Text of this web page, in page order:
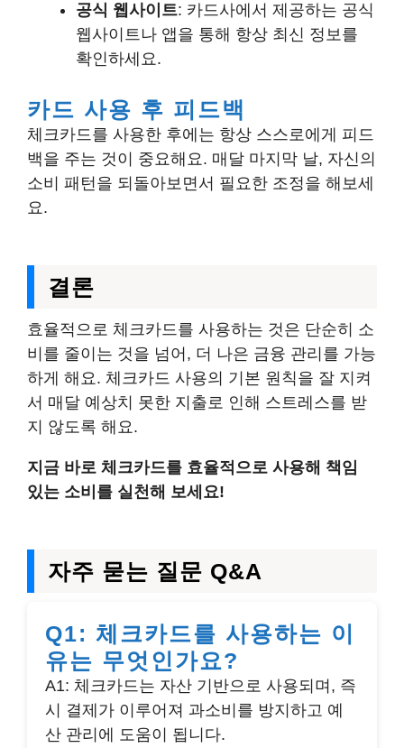
공식 웹사이트: 카드사에서 제공하는 공식
웹사이트나 앱을 통해 항상 최신 정보를
확인하세요.
카드 사용 후 피드백
체크카드를 사용한 후에는 항상 스스로에게 피드
백을 주는 것이 중요해요. 매달 마지막 날, 자신의
소비 패턴을 되돌아보면서 필요한 조정을 해보세
요.
결론
효율적으로 체크카드를 사용하는 것은 단순히 소
비를 줄이는 것을 넘어, 더 나은 금융 관리를 가능
하게 해요. 체크카드 사용의 기본 원칙을 잘 지켜
서 매달 예상치 못한 지출로 인해 스트레스를 받
지 않도록 해요.
지금 바로 체크카드를 효율적으로 사용해 책임
있는 소비를 실천해 보세요!
자주 묻는 질문 Q&A
Q1: 체크카드를 사용하는 이
유는 무엇인가요?
A1: 체크카드는 자산 기반으로 사용되며, 즉
시 결제가 이루어져 과소비를 방지하고 예
산 관리에 도움이 됩니다.